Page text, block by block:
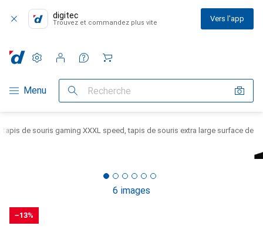
digitec
Trouvez et commandez plus vite Vers l'app
Navigation par catégorie
Menu Recherche
Paramètres
Compte client
Listes de comparaison
Listes d'envies
Panier
de souris gaming XXXL speed, tapis de souris extra large surface de
6 images
−13%